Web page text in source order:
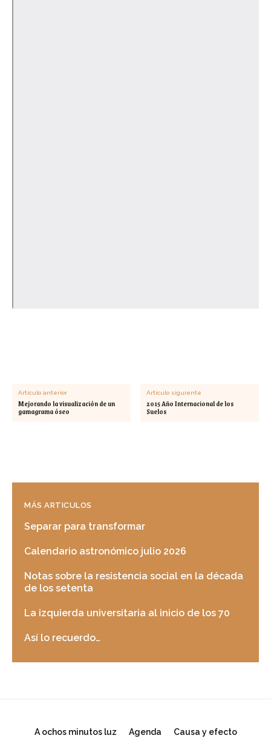
Artículo anterior
Mejorando la visualización de un
gamagrama óseo
Artículo siguiente
2015 Año Internacional de los
Suelos
MÁS ARTICULOS
Separar para transformar
Calendario astronómico julio 2026
Notas sobre la resistencia social en la década
de los setenta
La izquierda universitaria al inicio de los 70
Así lo recuerdo…
A ochos minutos luz Agenda Causa y efecto